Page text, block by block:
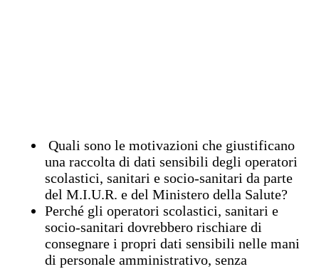
Quali sono le motivazioni che giustificano
una raccolta di dati sensibili degli operatori
scolastici, sanitari e socio-sanitari da parte
del M.I.U.R. e del Ministero della Salute?
Perché gli operatori scolastici, sanitari e
socio-sanitari dovrebbero rischiare di
consegnare i propri dati sensibili nelle mani
di personale amministrativo, senza